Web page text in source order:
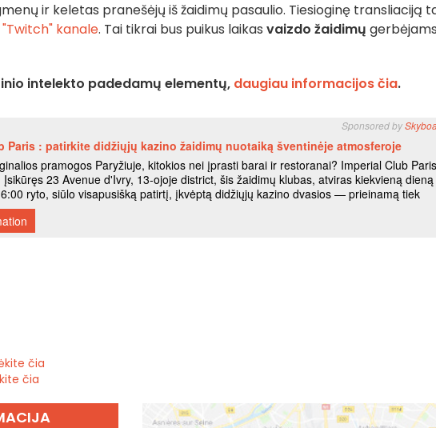
ir keletas pranešėjų iš žaidimų pasaulio. Tiesioginę transliaciją
"Twitch" kanale. Tai tikrai bus puikus laikas vaizdo žaidimų
intelekto padedamų elementų, daugiau informacijos čia.
čia
čia